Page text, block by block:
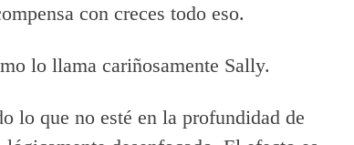
con creces todo eso.
lo llama cariñosamente Sally.
lo que no esté en la profundidad de